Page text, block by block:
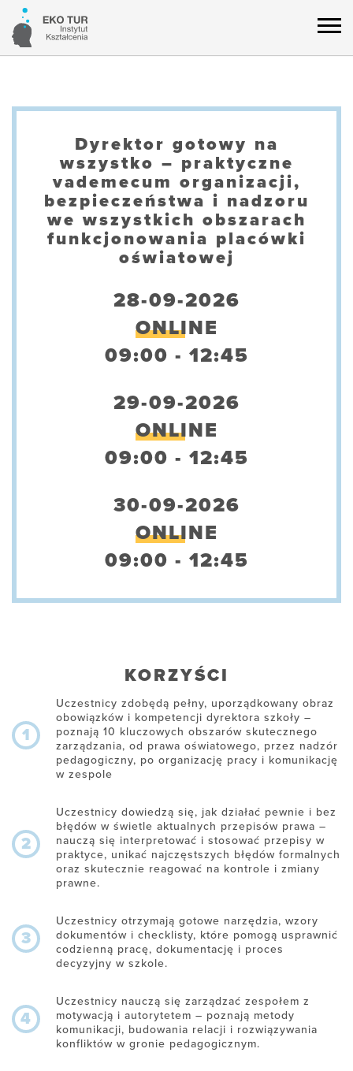
Dyrektor gotowy na
wszystko – praktyczne
vademecum organizacji,
bezpieczeństwa i nadzoru
we wszystkich obszarach
funkcjonowania placówki
oświatowej
28-09-2026
ONLINE
09:00 - 12:45
29-09-2026
ONLINE
09:00 - 12:45
30-09-2026
ONLINE
09:00 - 12:45
KORZYŚCI
1
Uczestnicy zdobędą pełny, uporządkowany obraz
obowiązków i kompetencji dyrektora szkoły –
poznają 10 kluczowych obszarów skutecznego
zarządzania, od prawa oświatowego, przez nadzór
pedagogiczny, po organizację pracy i komunikację
w zespole
2
Uczestnicy dowiedzą się, jak działać pewnie i bez
błędów w świetle aktualnych przepisów prawa –
nauczą się interpretować i stosować przepisy w
praktyce, unikać najczęstszych błędów formalnych
oraz skutecznie reagować na kontrole i zmiany
prawne.
3
Uczestnicy otrzymają gotowe narzędzia, wzory
dokumentów i checklisty, które pomogą usprawnić
codzienną pracę, dokumentację i proces
decyzyjny w szkole.
4
Uczestnicy nauczą się zarządzać zespołem z
motywacją i autorytetem – poznają metody
komunikacji, budowania relacji i rozwiązywania
konfliktów w gronie pedagogicznym.